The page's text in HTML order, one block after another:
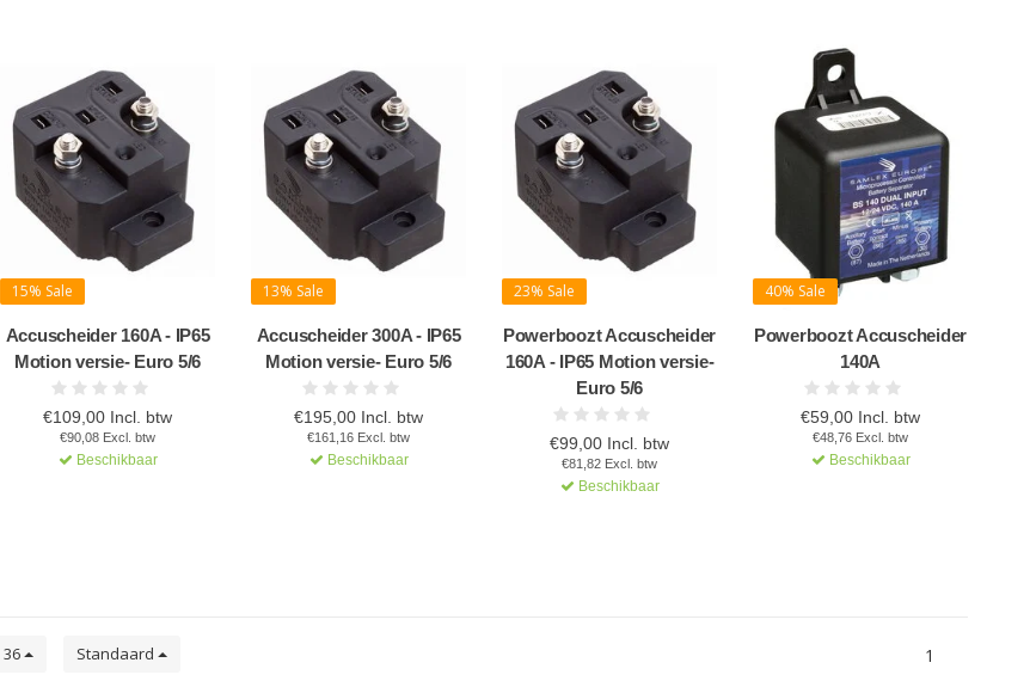
15% Sale
Accuscheider 160A - IP65
Motion versie- Euro 5/6
€109,00 Incl. btw
€90,08 Excl. btw
Beschikbaar
13% Sale
Accuscheider 300A - IP65
Motion versie- Euro 5/6
€195,00 Incl. btw
€161,16 Excl. btw
Beschikbaar
23% Sale
Powerboozt Accuscheider
160A - IP65 Motion versie-
Euro 5/6
€99,00 Incl. btw
€81,82 Excl. btw
Beschikbaar
40% Sale
Powerboozt Accuscheider
140A
€59,00 Incl. btw
€48,76 Excl. btw
Beschikbaar
36 Standaard 1